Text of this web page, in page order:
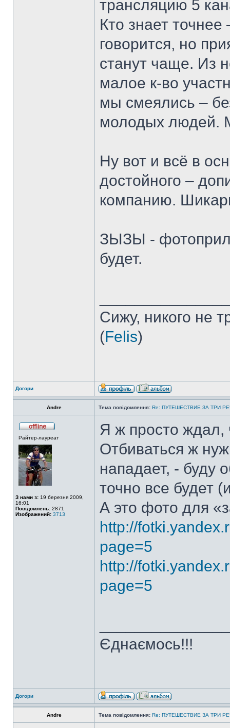
трансляцию 5
Кто знает
говорится, но
станут чаще. Из
малое к-во
мы смеялись –
молодых людей.
Ну вот и всё в
достойного –
компанию.
ЗЫЗЫ -
будет.
Сижу, никого не
(Felis)
Догори
Andre Тема повідомлення: Re: ПУТЕШЕСТВИЕ ЗА ТРИ
Райтер-лауреат
З нами з: 19 березня 2009,
16:01
Повідомлень: 2871
Изображений: 3713
Я ж просто ждал,
Отбиваться ж
нападает, - буду
точно все будет
А это фото для
http://
page=5
http://
page=5
Єднаємось!!!
Догори
Andre Тема повідомлення: Re: ПУТЕШЕСТВИЕ ЗА ТРИ